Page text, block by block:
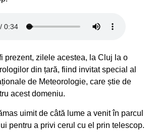
prezent, zilele acestea, la Cluj la o
din țară, fiind invitat special al
de Meteorologie, care știe de
acest domeniu.
uimit de câtă lume a venit în parcul
pentru a privi cerul cu el prin telescop.